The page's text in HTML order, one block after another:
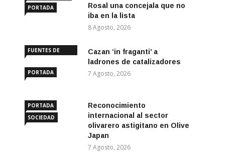
PORTADA
Rosal una concejala que no
iba en la lista
8 Agosto, 2026
FUENTES DE
PORTADA
Cazan ‘in fraganti’ a
ladrones de catalizadores
7 Agosto, 2026
PORTADA
SOCIEDAD
Reconocimiento
internacional al sector
olivarero astigitano en Olive
Japan
7 Agosto, 2026